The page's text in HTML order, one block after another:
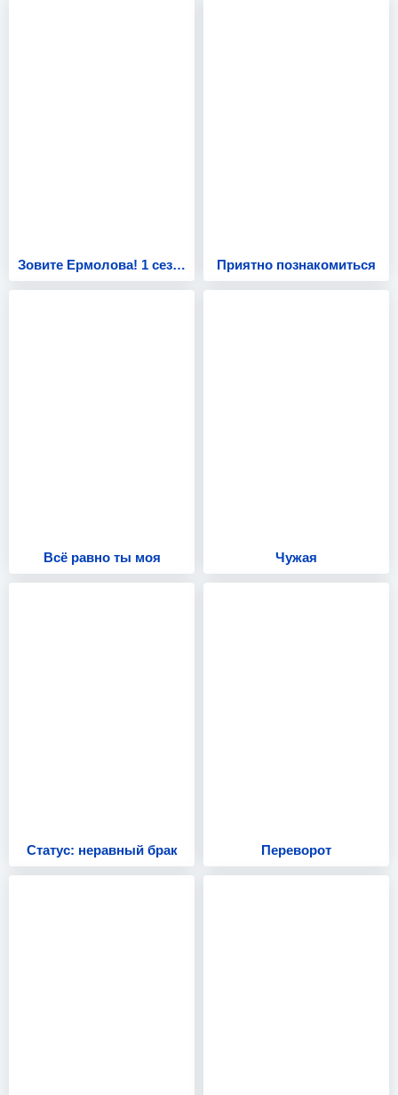
Зовите Ермолова! 1 сезон Приятно познакомиться
Всё равно ты моя Чужая
Статус: неравный брак Переворот